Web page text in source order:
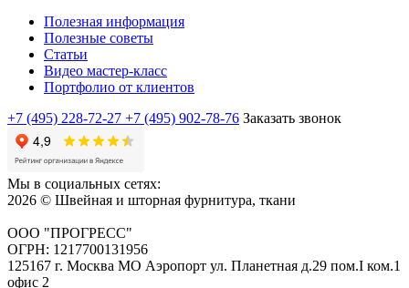
Полезная информация
Полезные советы
Статьи
Видео мастер-класс
Портфолио от клиентов
+7 (495) 228-72-27 +7 (495) 902-78-76 Заказать звонок
Мы в социальных сетях:
2026 © Швейная и шторная фурнитура, ткани
ООО "ПРОГРЕСС"
ОГРН: 1217700131956
125167 г. Москва МО Аэропорт ул. Планетная д.29 пом.I ком.1
офис 2